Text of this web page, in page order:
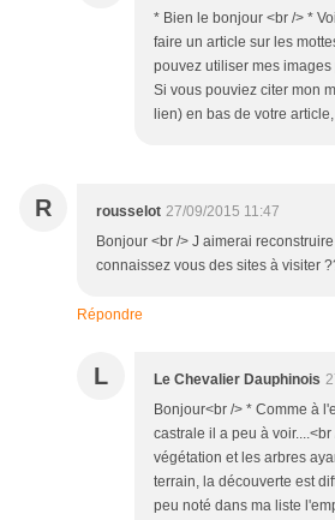
* Bien le bonjour <br /> *
faire un article sur les
pouvez utiliser mes
Si vous pouviez citer mon
lien) en bas de votre
R rousselot 27/09/2015 11:47
Bonjour <br /> J aimerai
connaissez vous des sites à visiter
Répondre
L Le Chevalier Dauphinois
Bonjour<br /> * Comme à
castrale il a peu à voir....<br
végétation et les arbres
terrain, la découverte est
peu noté dans ma liste